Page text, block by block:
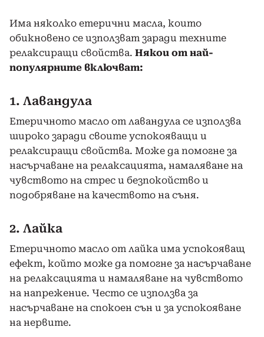
Има няколко етерични масла, които
обикновено се използват заради техните
релаксиращи свойства. Някои от най-
популярните включват:
1. Лавандула
Етеричното масло от лавандула се използва
широко заради своите успокояващи и
релаксиращи свойства. Може да помогне за
насърчаване на релаксацията, намаляване на
чувството на стрес и безпокойство и
подобряване на качеството на съня.
2. Лайка
Етеричното масло от лайка има успокояващ
ефект, който може да помогне за насърчаване
на релаксацията и намаляване на чувството
на напрежение. Често се използва за
насърчаване на спокоен сън и за успокояване
на нервите.